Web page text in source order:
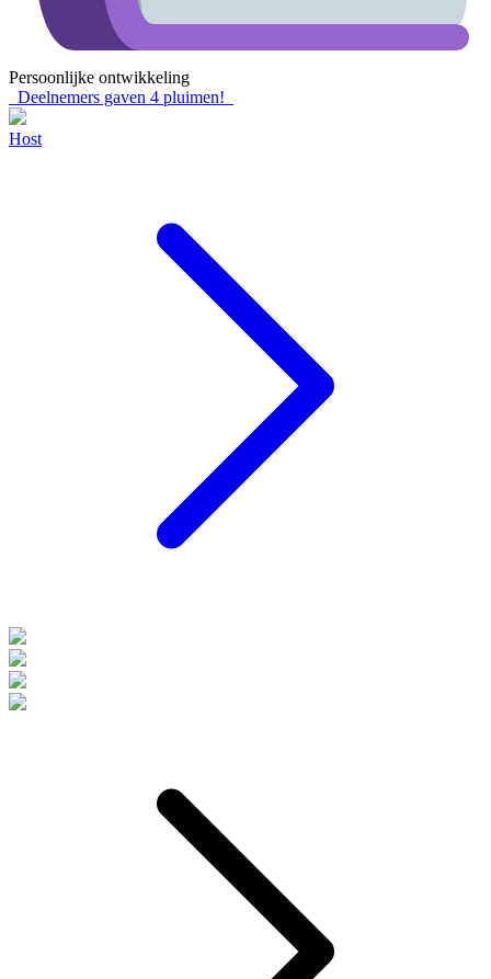
Persoonlijke ontwikkeling
Deelnemers gaven 4 pluimen!
Host